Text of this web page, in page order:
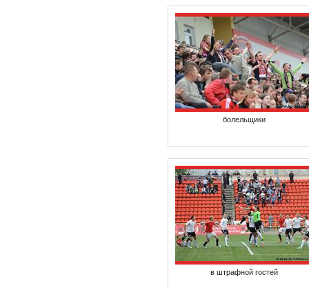
болельщики
в штрафной гостей